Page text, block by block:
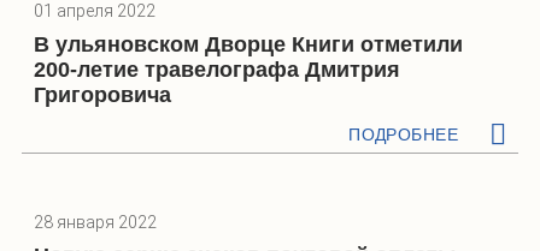
01 апреля 2022
В ульяновском Дворце Книги отметили
200-летие травелографа Дмитрия
Григоровича
ПОДРОБНЕЕ
28 января 2022